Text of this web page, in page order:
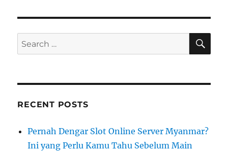
Search
for:
RECENT POSTS
Pernah Dengar Slot Online Server Myanmar?
Ini yang Perlu Kamu Tahu Sebelum Main